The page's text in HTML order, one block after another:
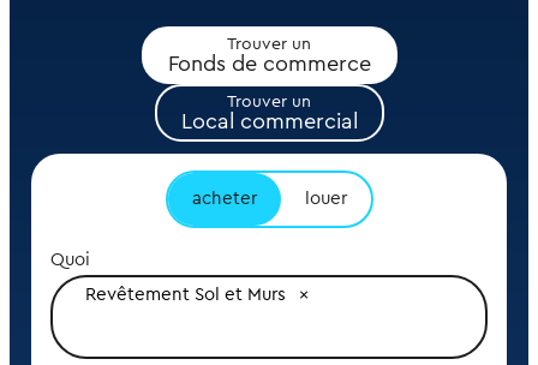
Trouver un
Fonds de commerce
Trouver un
Local commercial
acheter louer
Quoi
Revêtement Sol et Murs